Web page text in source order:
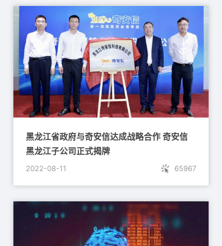
黑龙江省政府与奇安信达成战略合作 奇安信
黑龙江子公司正式揭牌
2022-08-11 65967